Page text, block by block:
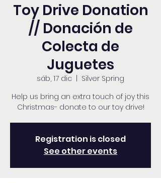
Toy Drive Donation
// Donación de
Colecta de
Juguetes
sáb, 17 dic
Silver Spring
Help us bring an extra touch of joy this
Christmas- donate to our toy drive!
Registration is closed
See other events